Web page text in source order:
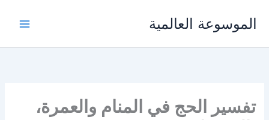
الموسوعة العالمية
تفسير الحج في المنام والعمرة،